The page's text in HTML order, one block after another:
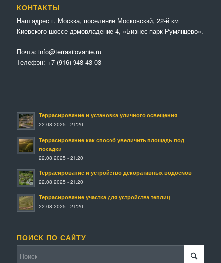
КОНТАКТЫ
Наш адрес г. Москва, поселение Московский, 22-й км
Киевского шоссе домовладение 4, «Бизнес-парк Румянцево».
Почта: info@terrasirovanie.ru
Телефон: +7 (916) 948-43-03
Террасирование и установка уличного освещения
22.08.2025 - 21:20
Террасирование как способ увеличить площадь под
посадки
22.08.2025 - 21:20
Террасирование и устройство декоративных водоемов
22.08.2025 - 21:20
Террасирование участка для устройства теплиц
22.08.2025 - 21:20
ПОИСК ПО САЙТУ